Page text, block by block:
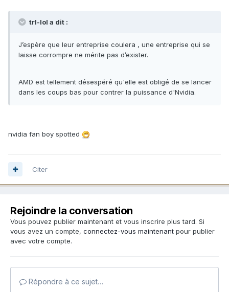
trl-lol a dit :
J’espère que leur entreprise coulera , une entreprise qui se
laisse corrompre ne mérite pas d’exister.
AMD est tellement désespéré qu'elle est obligé de se lancer
dans les coups bas pour contrer la puissance d'Nvidia.
nvidia fan boy spotted
Citer
Rejoindre la conversation
Vous pouvez publier maintenant et vous inscrire plus tard. Si
vous avez un compte, connectez-vous maintenant pour publier
avec votre compte.
Répondre à ce sujet…